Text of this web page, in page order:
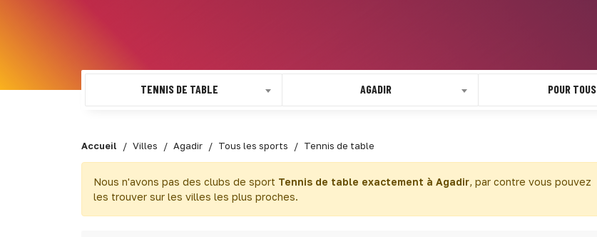
TENNIS DE TABLE AGADIR POUR TOUS
Accueil Villes Agadir Tous les sports Tennis de table
Nous n'avons pas des clubs de sport Tennis de table exactement à Agadir, par contre vous pouvez
les trouver sur les villes les plus proches.